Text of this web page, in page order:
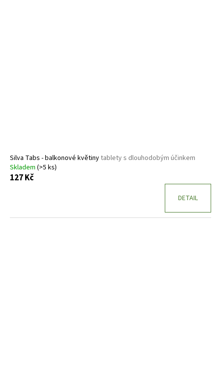
Silva Tabs - balkonové květinytablety s dlouhodobým účinkem
Skladem (>5 ks)
127 Kč
DETAIL